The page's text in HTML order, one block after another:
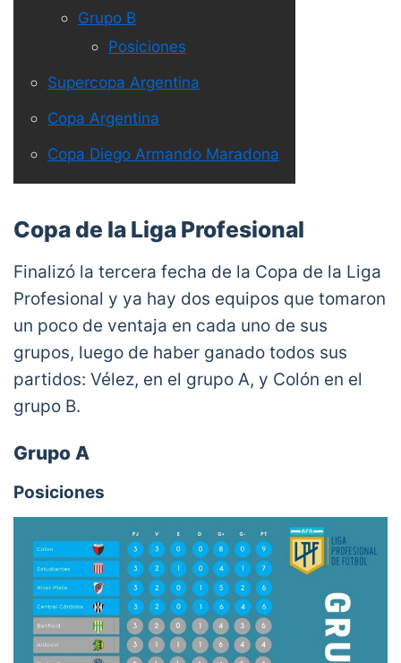
Grupo B
Posiciones
Supercopa Argentina
Copa Argentina
Copa Diego Armando Maradona
Copa de la Liga Profesional
Finalizó la tercera fecha de la Copa de la Liga
Profesional y ya hay dos equipos que tomaron
un poco de ventaja en cada uno de sus
grupos, luego de haber ganado todos sus
partidos: Vélez, en el grupo A, y Colón en el
grupo B.
Grupo A
Posiciones